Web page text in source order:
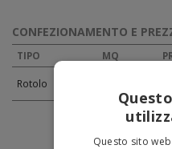
CONFEZIONAMENTO E
TIPO MQ
Rotolo
Questo sito